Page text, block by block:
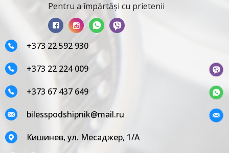
Pentru a împărtăși cu prietenii
+373 22 592 930
+373 22 224 009
+373 67 437 649
bilesspodshipnik@mail.ru
Кишинев, ул. Месаджер, 1/A